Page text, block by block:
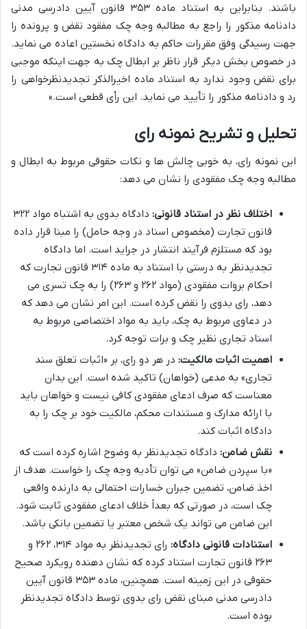
باشند. بنابراین به استناد ماده ۳۵۳ قانون آیین دادرسی مدنی
دادنامه مذکور را راجع به مطالبه وجه چک مفقود نقض و پرونده را
جهت رسیدگی وفق مقررات حاکم به دادگاه نخستین اعاده می نماید.
در خصوص بخش دیگر قرار ناظر بر ابطال چک به جهت اینکه موجبی
برای نقض وجود ندارد به استناد ماده اخیرالذکر تجدیدنظرخواهی را
رد و دادنامه مذکور را تأیید می نماید. این رأی قطعی است.»
تحلیل و تشریح نمونه رای
این نمونه رای، به خوبی چالش ها و نکات حقوقی مربوط به ابطال و
مطالبه وجه چک مفقودی را نشان می دهد:
اختلاف نظر در استناد قانونی:
دادگاه بدوی به اشتباه مواد ۳۲۲
قانون تجارت (مخصوص اسناد در وجه حامل) را مبنا قرار داده
بود که مستلزم فرآیند انتشار در جراید است. اما دادگاه
تجدیدنظر به درستی با استناد به ماده ۳۱۴ قانون تجارت که
احکام بروات مفقودی (مواد ۲۶۲ و ۲۶۳) را به چک تسری می
دهد، رای بدوی را نقض کرده است. این امر نشان می دهد که
در دعاوی مربوط به چک، باید به مواد اختصاصی مربوط به
اسناد تجاری نظیر چک و برات توجه کرد.
اهمیت اثبات مالکیت: در هر دو رای، بر «اثبات تعلق سند
تجاری» به مدعی (خواهان) تاکید شده است. این بدان
معناست که صرف ادعای مفقودی کافی نیست و خواهان باید
با ارائه مدارک و مستندات محکم، مالکیت خود بر چک را به
دادگاه اثبات کند.
نقش ضامن: دادگاه تجدیدنظر به وضوح اشاره کرده است که
«با سپردن ضامن» می توان تأدیه وجه چک را خواست. هدف از
اخذ ضامن، تضمین جبران خسارات احتمالی به دارنده واقعی
چک است، در صورتی که بعداً خلاف ادعای مفقودی ثابت شود.
این ضامن می تواند یک شخص معتبر یا تضمین بانکی باشد.
استنادات قانونی دادگاه:
رای تجدیدنظر به مواد ۳۱۴، ۲۶۲ و
۲۶۳ قانون تجارت استناد کرده که نشان دهنده رویکرد صحیح
حقوقی در این زمینه است. همچنین، ماده ۳۵۳ قانون آیین
دادرسی مدنی مبنای نقض رای بدوی توسط دادگاه تجدیدنظر
بوده است.